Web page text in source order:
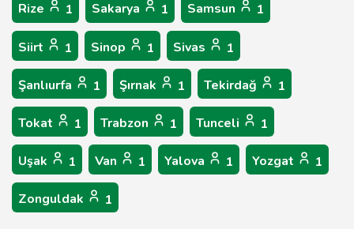
Rize 1 Sakarya 1 Samsun 1
Siirt 1 Sinop 1 Sivas 1
Şanlıurfa 1 Şırnak 1 Tekirdağ 1
Tokat 1 Trabzon 1 Tunceli 1
Uşak 1 Van 1 Yalova 1 Yozgat 1
Zonguldak 1